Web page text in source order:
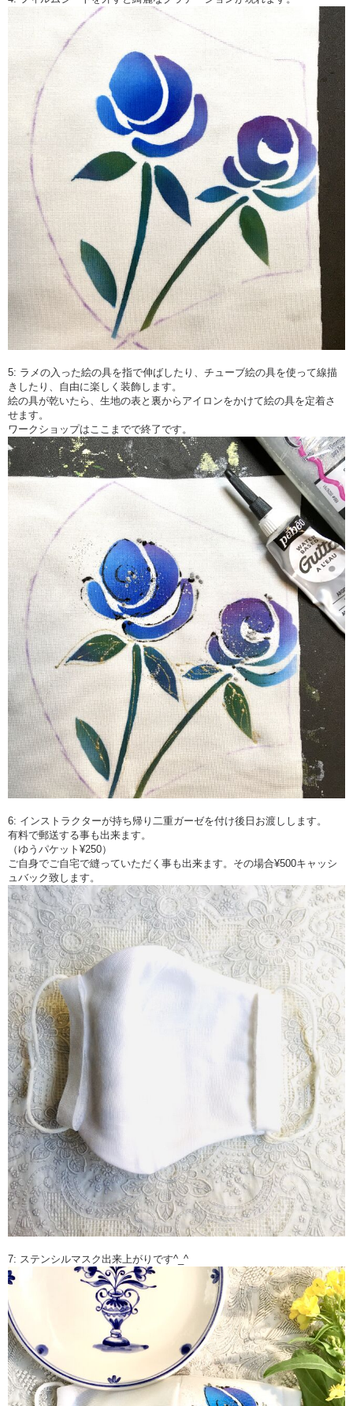
5: ラメの入った絵の具を指で伸ばしたり、チューブ絵の具を使って線描
きしたり、自由に楽しく装飾します。
絵の具が乾いたら、生地の表と裏からアイロンをかけて絵の具を定着さ
せます。
ワークショップはここまでで終了です。
6: インストラクターが持ち帰り二重ガーゼを付け後日お渡しします。
有料で郵送する事も出来ます。
（ゆうパケット¥250）
ご自身でご自宅で縫っていただく事も出来ます。その場合¥500キャッシ
ュバック致します。
7: ステンシルマスク出来上がりです^_^